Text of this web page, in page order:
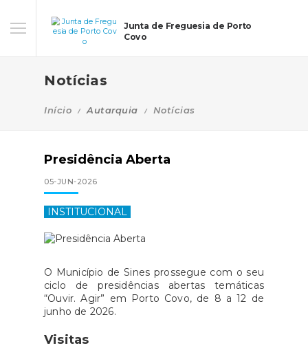
Junta de Freguesia de Porto
Covo
Notícias
Início Autarquia Notícias
Presidência Aberta
05-JUN-2026
INSTITUCIONAL
O Município de Sines prossegue com o seu
ciclo de presidências abertas temáticas
“Ouvir. Agir” em Porto Covo, de 8 a 12 de
junho de 2026.
Visitas